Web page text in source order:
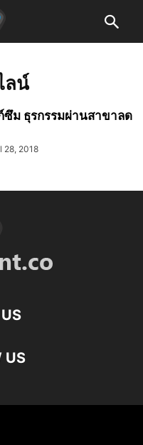
ลน์
ซึม ธุรกรรมผ่านสาขาลด
28, 2018
US